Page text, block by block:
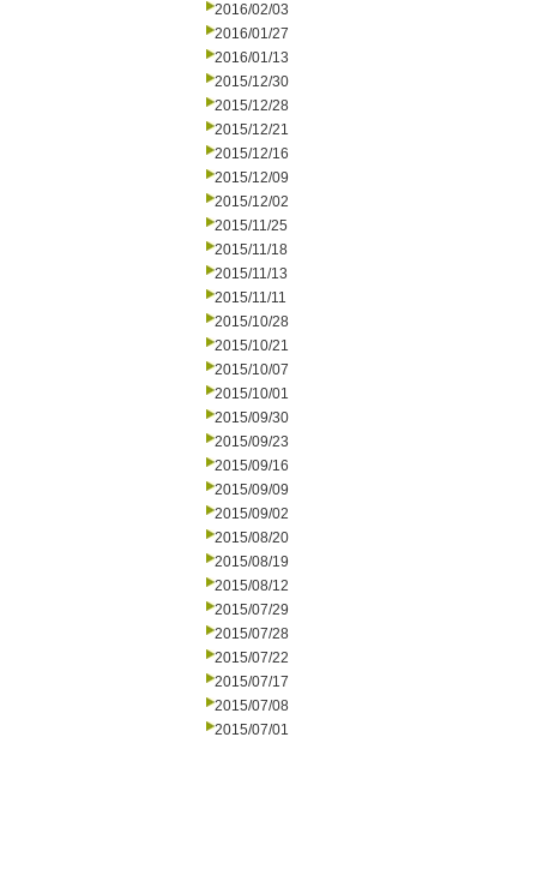
2016/02/03
2016/01/27
2016/01/13
2015/12/30
2015/12/28
2015/12/21
2015/12/16
2015/12/09
2015/12/02
2015/11/25
2015/11/18
2015/11/13
2015/11/11
2015/10/28
2015/10/21
2015/10/07
2015/10/01
2015/09/30
2015/09/23
2015/09/16
2015/09/09
2015/09/02
2015/08/20
2015/08/19
2015/08/12
2015/07/29
2015/07/28
2015/07/22
2015/07/17
2015/07/08
2015/07/01